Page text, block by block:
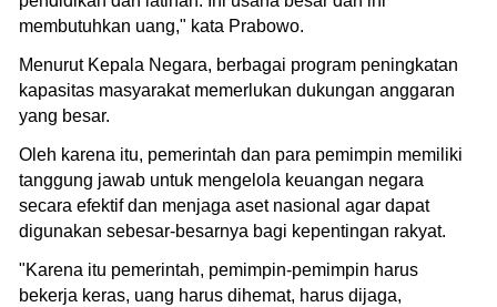
membutuhkan uang," kata Prabowo.
Menurut Kepala Negara, berbagai program peningkatan
kapasitas masyarakat memerlukan dukungan anggaran
yang besar.
Oleh karena itu, pemerintah dan para pemimpin memiliki
tanggung jawab untuk mengelola keuangan negara
secara efektif dan menjaga aset nasional agar dapat
digunakan sebesar-besarnya bagi kepentingan rakyat.
"Karena itu pemerintah, pemimpin-pemimpin harus
bekerja keras, uang harus dihemat, harus dijaga,